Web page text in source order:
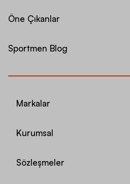
Öne Çıkanlar
Sportmen Blog
Markalar
Kurumsal
Sözleşmeler